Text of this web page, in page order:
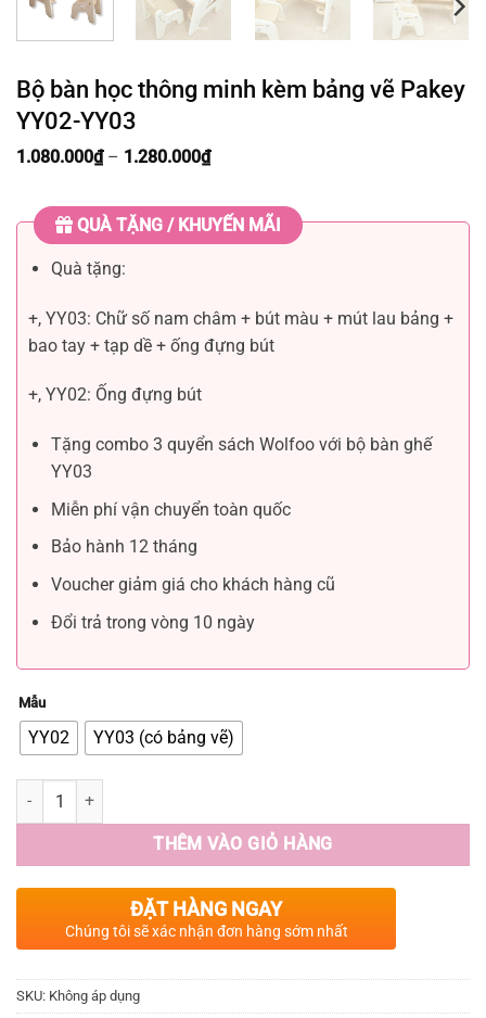
Bộ bàn học thông minh kèm bảng vẽ Pakey
YY02-YY03
1.080.000₫ – 1.280.000₫Khoảng
giá:
1.080.000₫
đến
1.280.000₫
QUÀ TẶNG / KHUYẾN MÃI
Quà tặng:
+, YY03: Chữ số nam châm + bút màu + mút lau bảng +
bao tay + tạp dề + ống đựng bút
+, YY02: Ống đựng bút
Tặng combo 3 quyển sách Wolfoo với bộ bàn ghế
YY03
Miễn phí vận chuyển toàn quốc
Bảo hành 12 tháng
Voucher giảm giá cho khách hàng cũ
Đổi trả trong vòng 10 ngày
Mẫu
YY02 YY03 (có bảng vẽ)
THÊM VÀO GIỎ HÀNG
ĐẶT HÀNG NGAY
Chúng tôi sẽ xác nhận đơn hàng sớm nhất
SKU: Không áp dụng